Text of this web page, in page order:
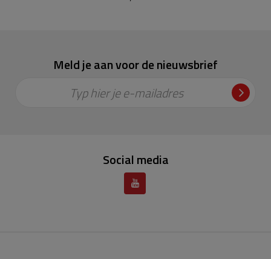
Meld je aan voor de nieuwsbrief
Typ hier je e-mailadres
Social media